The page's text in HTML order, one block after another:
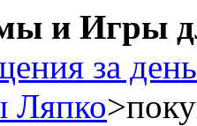
и Игры
за день
Ляпко